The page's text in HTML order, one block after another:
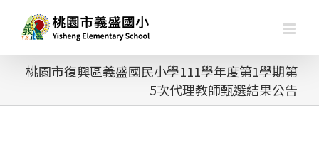
桃園市復興區義盛國民小學111學年度第1學期第
5次代理教師甄選結果公告